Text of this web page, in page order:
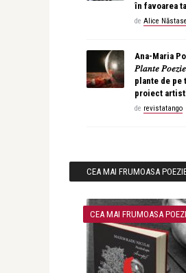
în favoarea ta
de Alice
Ana-Maria
𝑃𝑙𝑎𝑛𝑡𝑒
plante de pe
proiect
de revistatango
CEA MAI FRUMOASA
CEA MAI FRUMOASA